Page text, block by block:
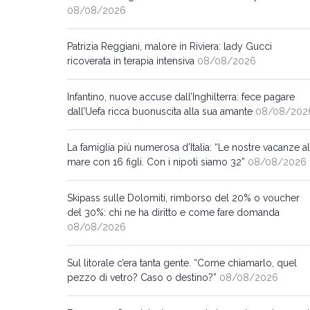
08/08/2026
Patrizia Reggiani, malore in Riviera: lady Gucci
ricoverata in terapia intensiva 08/08/2026
Infantino, nuove accuse dall’Inghilterra: fece pagare
dall’Uefa ricca buonuscita alla sua amante 08/08/
La famiglia più numerosa d’Italia: “Le nostre vacanze al
mare con 16 figli. Con i nipoti siamo 32” 08/08/2026
Skipass sulle Dolomiti, rimborso del 20% o voucher
del 30%: chi ne ha diritto e come fare domanda
08/08/2026
Sul litorale c’era tanta gente. “Come chiamarlo, quel
pezzo di vetro? Caso o destino?” 08/08/2026